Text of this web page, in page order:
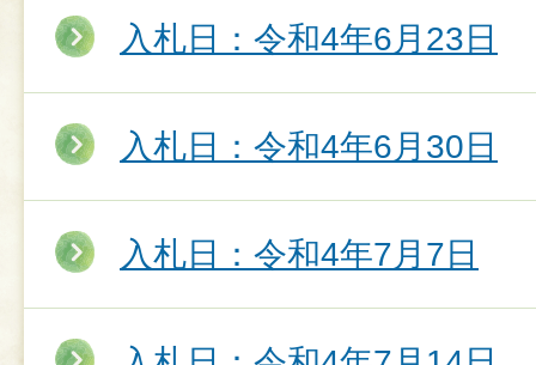
入札日：令和4年6月23日
入札日：令和4年6月30日
入札日：令和4年7月7日